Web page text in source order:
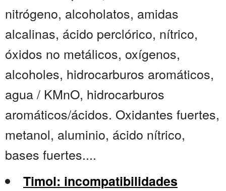
nitrógeno, alcoholatos, amidas
alcalinas, ácido perclórico, nítrico,
óxidos no metálicos, oxígenos,
alcoholes, hidrocarburos aromáticos,
agua / KMnO, hidrocarburos
aromáticos/ácidos. Oxidantes fuertes,
metanol, aluminio, ácido nítrico,
bases fuertes....
Timol: incompatibilidades